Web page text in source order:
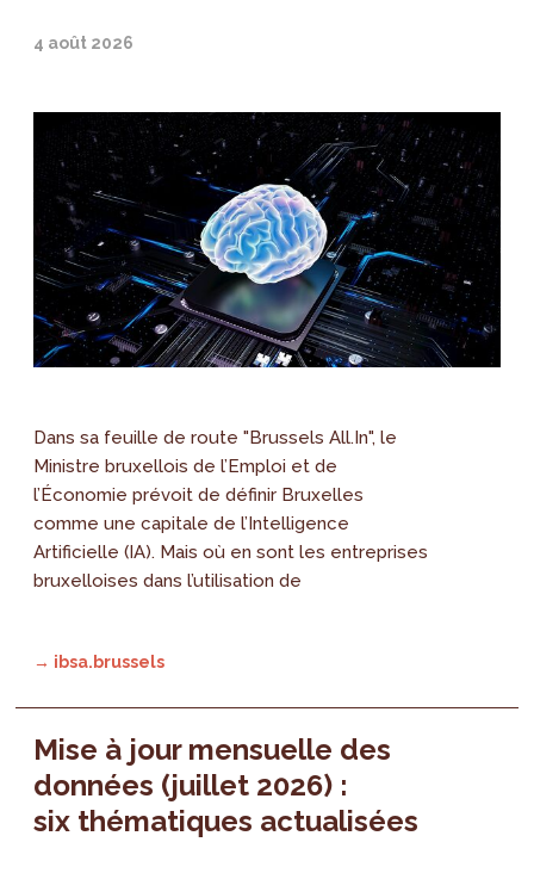
4 août 2026
Dans sa feuille de route "Brussels All.In", le
Ministre bruxellois de l’Emploi et de
l’Économie prévoit de définir Bruxelles
comme une capitale de l’Intelligence
Artificielle (IA). Mais où en sont les entreprises
bruxelloises dans l’utilisation de
→ ibsa.brussels
Mise à jour mensuelle des
données (juillet 2026) :
six thématiques actualisées